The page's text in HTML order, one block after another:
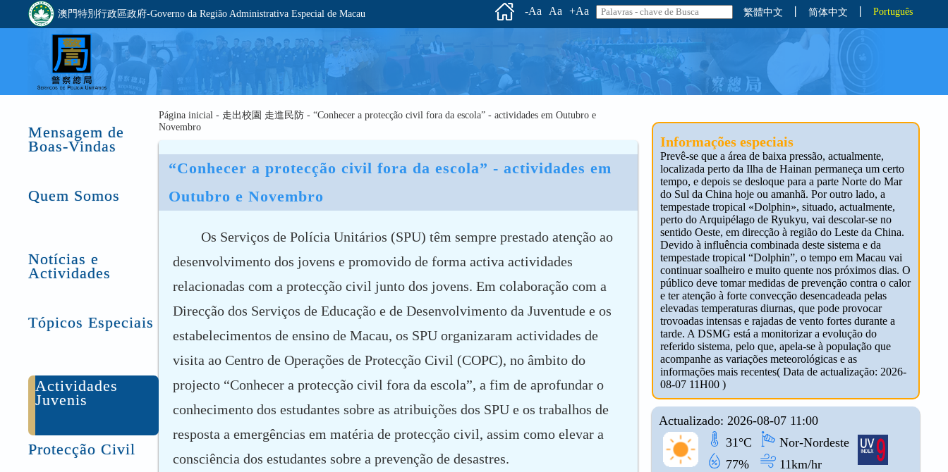
澳門特別行政區政府-Governo da Região Administrativa Especial de Macau -Aa Aa +Aa 繁體中文 简体中文 Português
Mensagem de
Boas-Vindas
Quem Somos
Notícias e
Actividades
Tópicos Especiais
Actividades
Juvenis
Protecção Civil
Página inicial - 走出校園 走進民防 - “Conhecer a protecção civil fora da escola” - actividades em Outubro e
Novembro
“Conhecer a protecção civil fora da escola” - actividades em
Outubro e Novembro
Os Serviços de Polícia Unitários (SPU) têm sempre prestado atenção ao
desenvolvimento dos jovens e promovido de forma activa actividades
relacionadas com a protecção civil junto dos jovens. Em colaboração com a
Direcção dos Serviços de Educação e de Desenvolvimento da Juventude e os
estabelecimentos de ensino de Macau, os SPU organizaram actividades de
visita ao Centro de Operações de Protecção Civil (COPC), no âmbito do
projecto “Conhecer a protecção civil fora da escola”, a fim de aprofundar o
conhecimento dos estudantes sobre as atribuições dos SPU e os trabalhos de
resposta a emergências em matéria de protecção civil, assim como elevar a
consciência dos estudantes sobre a prevenção de desastres.
Informações especiais
Prevê-se que a área de baixa pressão, actualmente,
localizada perto da Ilha de Hainan permaneça um certo
tempo, e depois se desloque para a parte Norte do Mar
do Sul da China hoje ou amanhã. Por outro lado, a
tempestade tropical «Dolphin», situado, actualmente,
perto do Arquipélago de Ryukyu, vai descolar-se no
sentido Oeste, em direcção à região do Leste da China.
Devido à influência combinada deste sistema e da
tempestade tropical “Dolphin”, o tempo em Macau vai
continuar soalheiro e muito quente nos próximos dias. O
público deve tomar medidas de prevenção contra o calor
e ter atenção à forte convecção desencadeada pelas
elevadas temperaturas diurnas, que pode provocar
trovoadas intensas e rajadas de vento fortes durante a
tarde. A DSMG está a monitorizar a evolução do
referido sistema, pelo que, apela-se à população que
acompanhe as variações meteorológicas e as
informações mais recentes( Data de actualização: 2026-
08-07 11H00 )
Actualizado: 2026-08-07 11:00
31°C
Nor-Nordeste
77%
11km/hr